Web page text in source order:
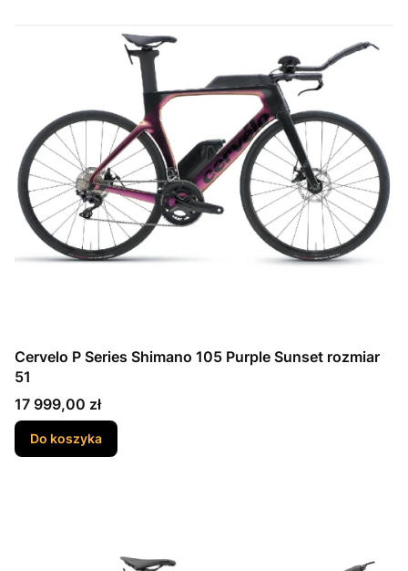
Cervelo P Series Shimano 105 Purple Sunset rozmiar
51
Cena
17 999,00 zł
Do koszyka